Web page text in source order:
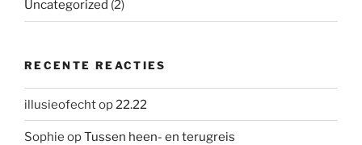
Uncategorized (2)
RECENTE REACTIES
illusieofechtop22.22
Sophie opTussen heen- en terugreis